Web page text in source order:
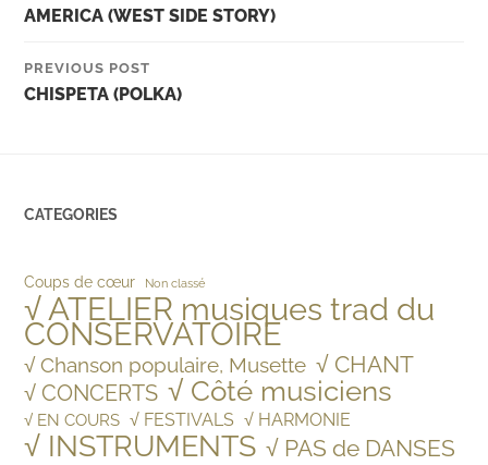
AMERICA (WEST SIDE STORY)
PREVIOUS POST
CHISPETA (POLKA)
CATEGORIES
Coups de cœur Non classé
√ ATELIER musiques trad du
CONSERVATOIRE
√ Chanson populaire, Musette √ CHANT
√ CONCERTS √ Côté musiciens
√ EN COURS √ FESTIVALS √ HARMONIE
√ INSTRUMENTS √ PAS de DANSES